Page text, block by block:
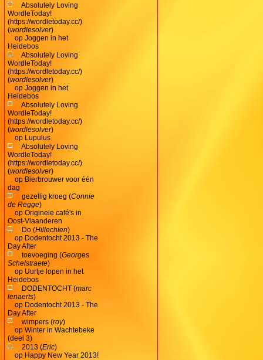
Absolutely Loving
WordleToday!
(https://wordletoday.cc/)
(wordlesolver)
op Joggen in het
Heidebos
Absolutely Loving
WordleToday!
(https://wordletoday.cc/)
(wordlesolver)
op Joggen in het
Heidebos
Absolutely Loving
WordleToday!
(https://wordletoday.cc/)
(wordlesolver)
op Lupulus
Absolutely Loving
WordleToday!
(https://wordletoday.cc/)
(wordlesolver)
op Bierbrouwer voor één
dag
gezellig kroeg (Connie
de Regge)
op Originele café's in
Oost-Vlaanderen
Do (Hillechien)
op Dodentocht 2013 - The
Day After
toevoeging (Georges
Schelstraete)
op Uurtje lopen in het
Heidebos
DODENTOCHT (marc
lenaerts)
op Dodentocht 2013 - The
Day After
wimpers (roy)
op Winter in Wachtebeke
(deel 3)
2013 (Eric)
op Happy New Year 2013!